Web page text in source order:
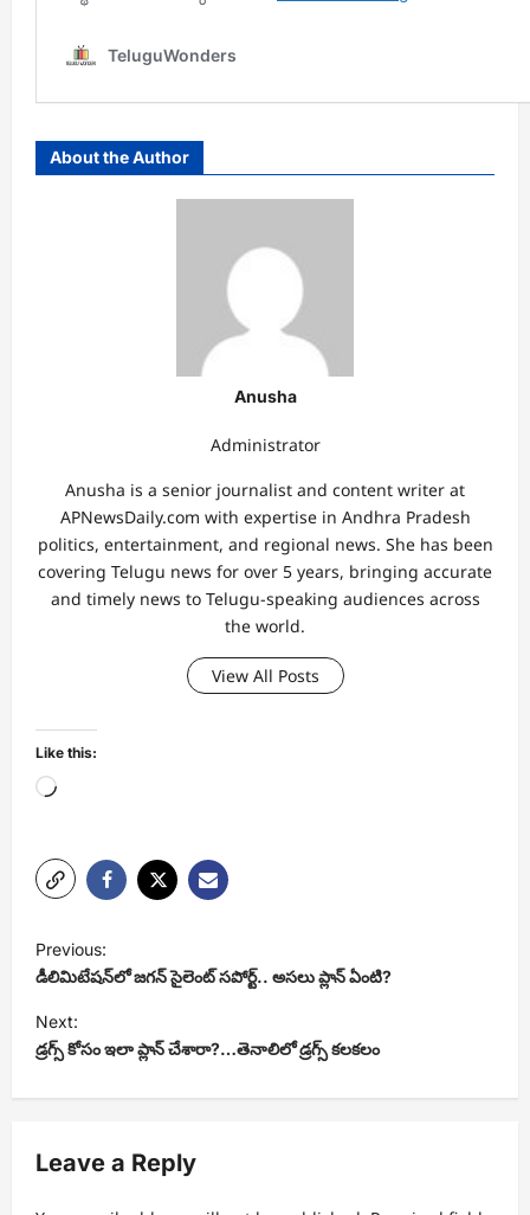
About the Author
Anusha
Administrator
Anusha is a senior journalist and content writer at
APNewsDaily.com with expertise in Andhra Pradesh
politics, entertainment, and regional news. She has been
covering Telugu news for over 5 years, bringing accurate
and timely news to Telugu-speaking audiences across
the world.
View All Posts
Like this:
Loading…
o
s
t
v
Previous:
డీలిమిటేషన్‌లో జగన్ సైలెంట్ సపోర్ట్.. అసలు ప్లాన్ ఏంటి?
Next:
డ్రగ్స్ కోసం ఇలా ప్లాన్ చేశారా?…తెనాలిలో డ్రగ్స్ కలకలం
Leave a Reply